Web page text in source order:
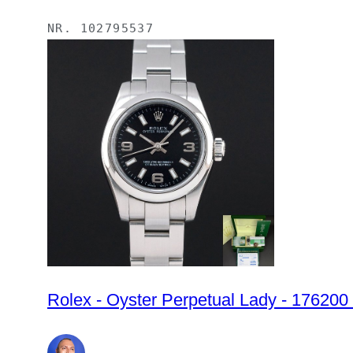
NR. 102795537
Rolex - Oyster Perpetual Lady -